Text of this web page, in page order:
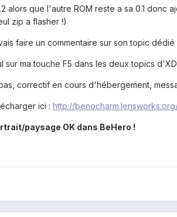
alors que l'autre ROM reste a sa 0.1
zip a flasher !)
faire un commentaire sur son topic
sur ma touche F5 dans les deux topics
correctif en cours d'hébergement,
ici : http://
paysage OK dans BeHero !